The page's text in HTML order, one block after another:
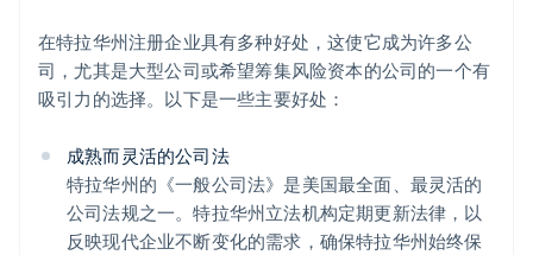
在特拉华州注册企业具有多种好处，这使它成为许多公
司，尤其是大型公司或希望筹集风险资本的公司的一个有
吸引力的选择。以下是一些主要好处：
成熟而灵活的公司法
特拉华州的《一般公司法》是美国最全面、最灵活的
公司法规之一。特拉华州立法机构定期更新法律，以
反映现代企业不断变化的需求，确保特拉华州始终保